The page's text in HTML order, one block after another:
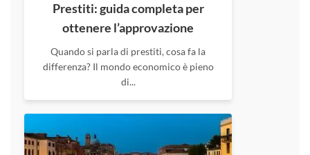
Prestiti: guida completa per
ottenere l’approvazione
Quando si parla di prestiti, cosa fa la
differenza? Il mondo economico è pieno
di...